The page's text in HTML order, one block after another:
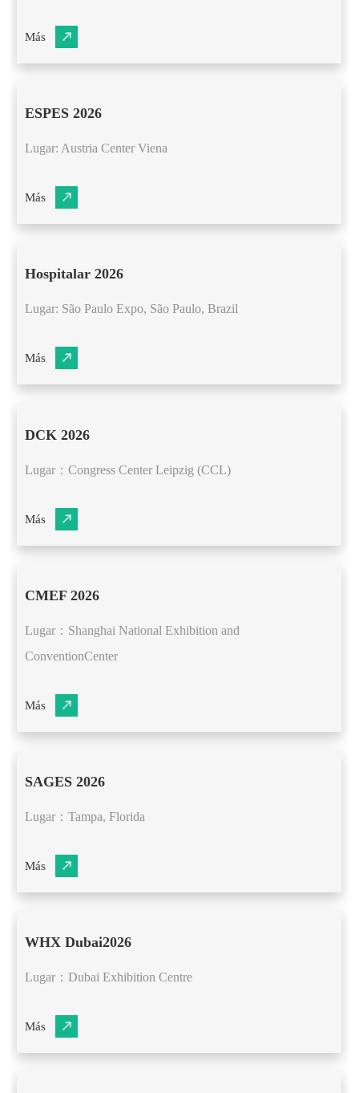
Más
ESPES 2026
Lugar: Austria Center Viena
Más
Hospitalar 2026
Lugar: São Paulo Expo, São Paulo, Brazil
Más
DCK 2026
Lugar：Congress Center Leipzig (CCL)
Más
CMEF 2026
Lugar：Shanghai National Exhibition and
ConventionCenter
Más
SAGES 2026
Lugar：Tampa, Florida
Más
WHX Dubai2026
Lugar：Dubai Exhibition Centre
Más